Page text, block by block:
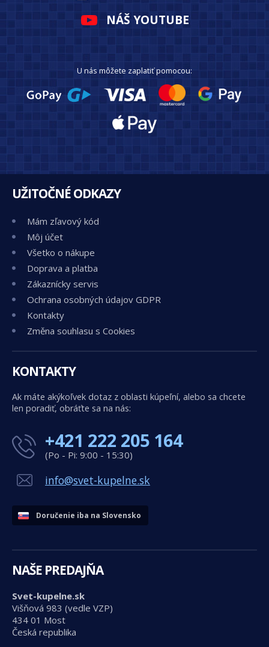
NÁŠ YOUTUBE
U nás môžete zaplatiť pomocou:
UŽITOČNÉ ODKAZY
Mám zľavový kód
Môj účet
Všetko o nákupe
Doprava a platba
Zákaznícky servis
Ochrana osobných údajov GDPR
Kontakty
Změna souhlasu s Cookies
KONTAKTY
Ak máte akýkoľvek dotaz z oblasti kúpeľní, alebo sa chcete
len poradiť, obráťte sa na nás:
+421 222 205 164
(Po - Pi: 9:00 - 15:30)
info@svet-kupelne.sk
Doručenie iba na Slovensko
NAŠE PREDAJŇA
Svet-kupelne.sk
Višňová 983 (vedle VZP)
434 01 Most
Česká republika